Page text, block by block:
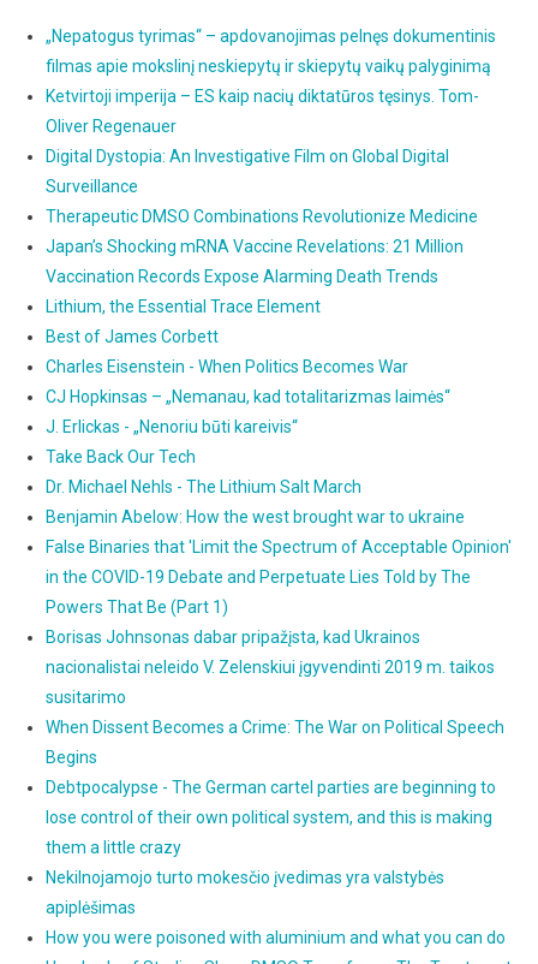
Platų
Pasaulinės
Cenzūros
„Nepatogus tyrimas“ – apdovanojimas pelnęs dokumentinis
filmas apie mokslinį neskiepytų ir skiepytų vaikų palyginimą
Ketvirtoji imperija – ES kaip nacių diktatūros tęsinys. Tom-
Oliver Regenauer
Digital Dystopia: An Investigative Film on Global Digital
Surveillance
Therapeutic DMSO Combinations Revolutionize Medicine
Japan’s Shocking mRNA Vaccine Revelations: 21 Million
Vaccination Records Expose Alarming Death Trends
Lithium, the Essential Trace Element
Best of James Corbett
Charles Eisenstein - When Politics Becomes War
CJ Hopkinsas – „Nemanau, kad totalitarizmas laimės“
J. Erlickas - „Nenoriu būti kareivis“
Take Back Our Tech
Dr. Michael Nehls - The Lithium Salt March
Benjamin Abelow: How the west brought war to ukraine
False Binaries that 'Limit the Spectrum of Acceptable Opinion'
in the COVID-19 Debate and Perpetuate Lies Told by The
Powers That Be (Part 1)
Borisas Johnsonas dabar pripažįsta, kad Ukrainos
nacionalistai neleido V. Zelenskiui įgyvendinti 2019 m. taikos
susitarimo
When Dissent Becomes a Crime: The War on Political Speech
Begins
Debtpocalypse - The German cartel parties are beginning to
lose control of their own political system, and this is making
them a little crazy
Nekilnojamojo turto mokesčio įvedimas yra valstybės
apiplėšimas
How you were poisoned with aluminium and what you can do